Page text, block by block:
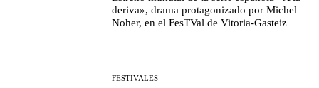
deriva», drama protagonizado por Michel
Noher, en el FesTVal de Vitoria-Gasteiz
FESTIVALES